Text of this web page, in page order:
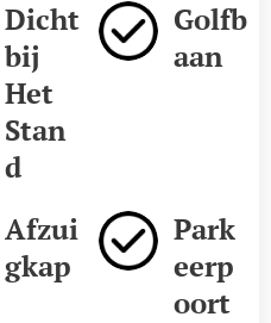
Dicht
bij
Het
Stan
d
Golfb
aan
Afzui
gkap
Park
eerp
oort